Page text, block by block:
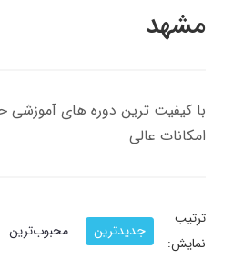
مشهد
با کیفیت ترین دوره های
امکانات عالی
ترتیب
نمایش:
جدیدترین محبوب‌ترین